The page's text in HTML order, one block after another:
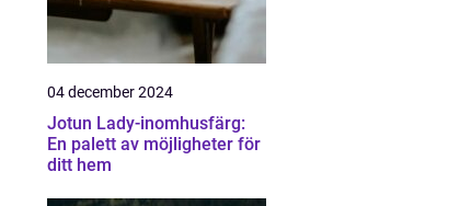
04 december 2024
Jotun Lady-inomhusfärg:
En palett av möjligheter för
ditt hem